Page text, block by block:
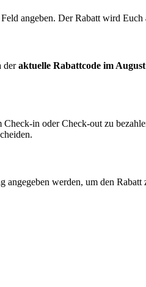
angeben. Der Rabatt wird Euch
deraktuelle Rabattcode im August
in oder Check-out zu
werden, um den Rabatt